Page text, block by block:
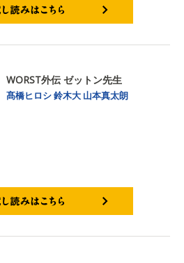
WORST外伝 ゼットン先生
髙橋ヒロシ鈴木大 山本真太朗